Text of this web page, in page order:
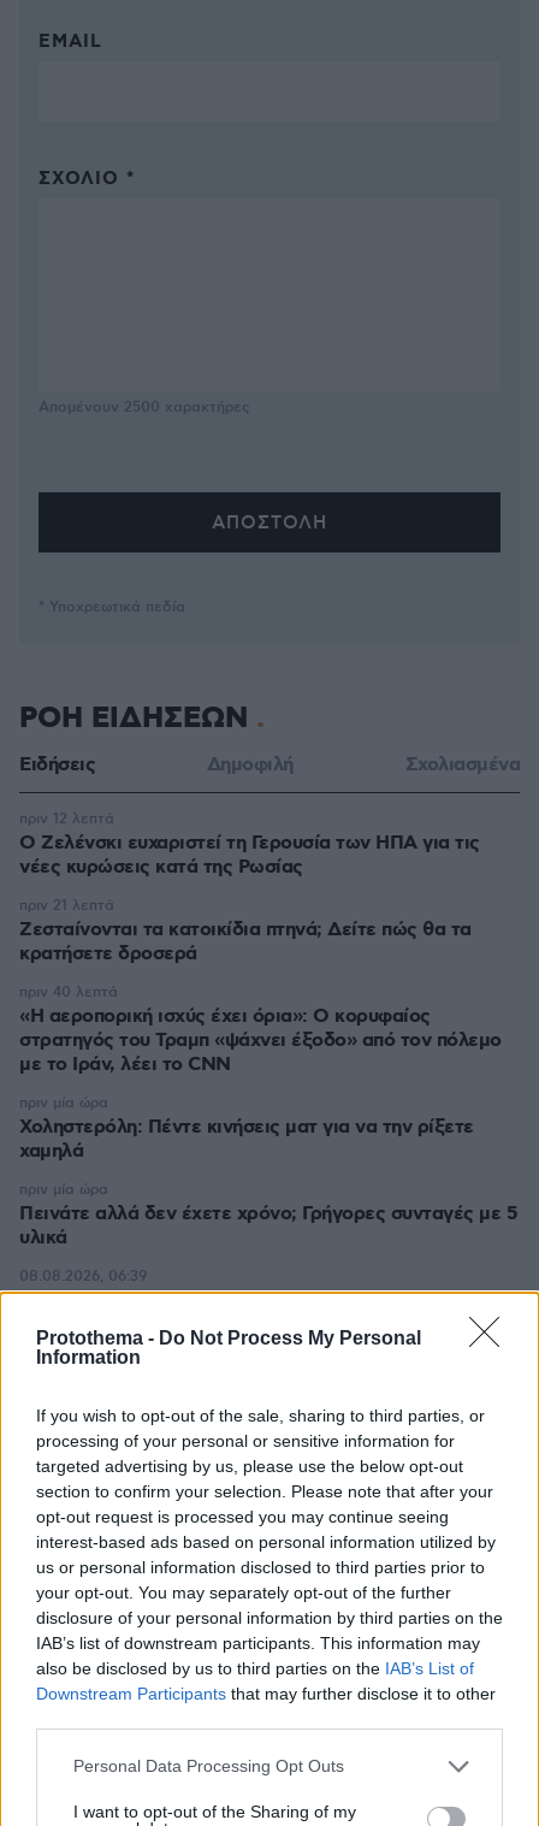
Protothema - Do Not Process My Personal
Information
If you wish to opt-out of the sale, sharing to third parties, or
processing of your personal or sensitive information for
targeted advertising by us, please use the below opt-out
section to confirm your selection. Please note that after your
opt-out request is processed you may continue seeing
interest-based ads based on personal information utilized by
us or personal information disclosed to third parties prior to
your opt-out. You may separately opt-out of the further
disclosure of your personal information by third parties on the
IAB’s list of downstream participants. This information may
also be disclosed by us to third parties on the IAB’s List of
Downstream Participants that may further disclose it to other
Please note that this website/app uses one or more Google
not limited to your visit or usage behaviour. You may click to
Personal Data Processing Opt Outs
I want to opt-out of the Sharing of my
EMAIL
ΣΧΌΛΙΟ *
Απομένουν 2500 χαρακτήρες
* Υποχρεωτικά πεδία
ΡΟΗ ΕΙΔΗΣΕΩΝ
Ειδήσεις Δημοφιλή Σχολιασμένα
Ο Ζελένσκι ευχαριστεί τη Γερουσία των ΗΠΑ για τις
νέες κυρώσεις κατά της Ρωσίας
πριν 12 λεπτά
Ζεσταίνονται τα κατοικίδια πτηνά; Δείτε πώς θα τα
κρατήσετε δροσερά
πριν 21 λεπτά
«Η αεροπορική ισχύς έχει όρια»: Ο κορυφαίος
στρατηγός του Τραμπ «ψάχνει έξοδο» από τον πόλεμο
με το Ιράν, λέει το CNN
πριν 40 λεπτά
Χοληστερόλη: Πέντε κινήσεις ματ για να την ρίξετε
χαμηλά
πριν μία ώρα
Πεινάτε αλλά δεν έχετε χρόνο; Γρήγορες συνταγές με 5
υλικά
πριν μία ώρα
Πολύ υψηλός κίνδυνος πυρκαγιάς σήμερα σε Κρήτη και
Βόρειο Αιγαίο, ποιες περιοχές είναι στο «πορτοκαλί»
08.08.2026, 06:39
«βοήθεια» 1 δισ. δολαρίων για την ασφάλεια
08.08.2026, 06:02
Το μενού της ημέρας - Τι τρώμε σήμερα Σάββατο
(8/8/2026)
08.08.2026, 06:00
Στο χαμηλότερο επίπεδο της δεκαετίας η αποψίλωση
στον Αμαζόνιο, μειώθηκε κατά 37% σε έναν χρόνο
08.08.2026, 05:33
Τρόμος για τουρίστες στη Μποτσουάνα: Ιπποπόταμος
καταδιώκει το σκάφος τους, δείτε βίντεο
08.08.2026, 05:03